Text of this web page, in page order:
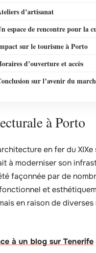
d’artisanat
espace de rencontre pour la
sur le tourisme à Porto
d’ouverture et accès
sur l’avenir du
à Porto
en fer du
à moderniser son
façonnée par de
et
en raison de diverses
à un blog sur Tenerife